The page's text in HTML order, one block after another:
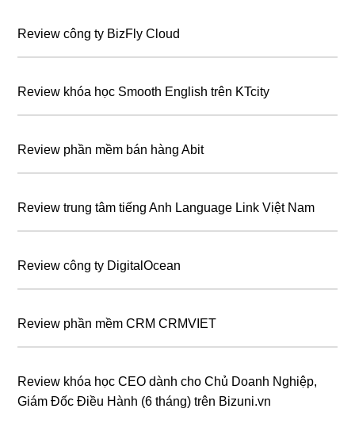
Review công ty BizFly Cloud
Review khóa học Smooth English trên KTcity
Review phần mềm bán hàng Abit
Review trung tâm tiếng Anh Language Link Việt Nam
Review công ty DigitalOcean
Review phần mềm CRM CRMVIET
Review khóa học CEO dành cho Chủ Doanh Nghiệp,
Giám Đốc Điều Hành (6 tháng) trên Bizuni.vn